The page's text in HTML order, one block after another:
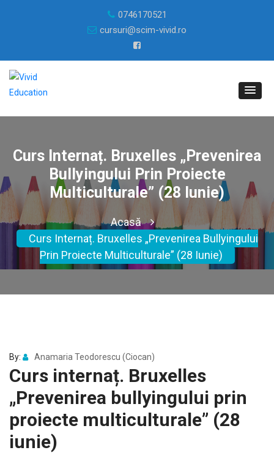
0746170521
cursuri@scim-vivid.ro
Curs Internaț. Bruxelles „Prevenirea
Bullyingului Prin Proiecte
Multiculturale” (28 Iunie)
Acasă
Curs Internaț. Bruxelles „Prevenirea Bullyingului
Prin Proiecte Multiculturale” (28 Iunie)
By: Anamaria Teodorescu (Ciocan)
Curs internaț. Bruxelles
„Prevenirea bullyingului prin
proiecte multiculturale” (28
iunie)